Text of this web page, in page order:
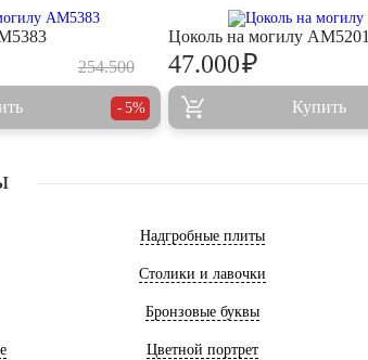
254.500
5%
Цоколь на могилу AM5201
47.000₽
Купить
Надгробные плиты
Столики и лавочки
Бронзовые буквы
Цветной портрет